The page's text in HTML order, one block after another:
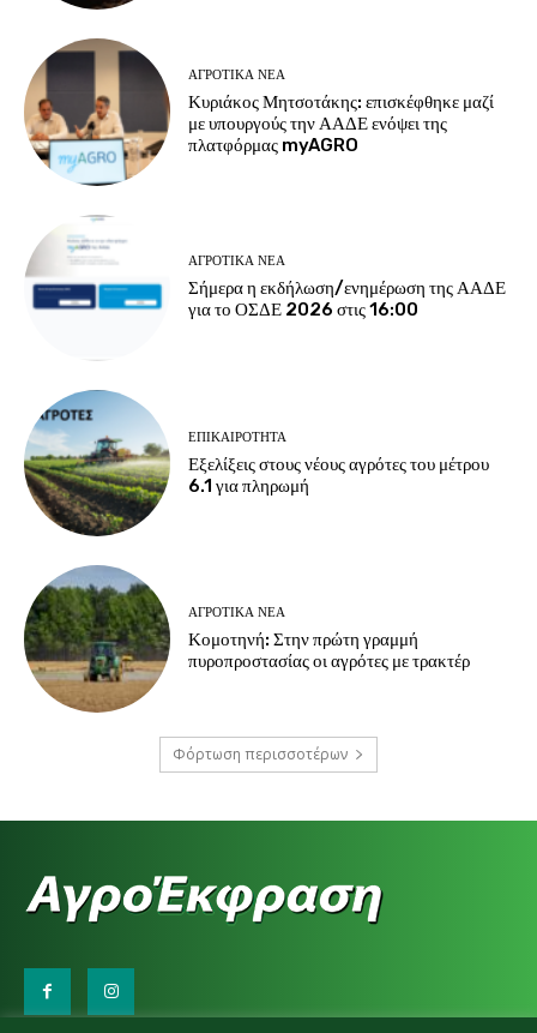
ΑΓΡΟΤΙΚΆ ΝΈΑ
Κυριάκος Μητσοτάκης: επισκέφθηκε μαζί
με υπουργούς την ΑΑΔΕ ενόψει της
πλατφόρμας myAGRO
ΑΓΡΟΤΙΚΆ ΝΈΑ
Σήμερα η εκδήλωση/ενημέρωση της ΑΑΔΕ
για το ΟΣΔΕ 2026 στις 16:00
ΕΠΙΚΑΙΡΌΤΗΤΑ
Εξελίξεις στους νέους αγρότες του μέτρου
6.1 για πληρωμή
ΑΓΡΟΤΙΚΆ ΝΈΑ
Κομοτηνή: Στην πρώτη γραμμή
πυροπροστασίας οι αγρότες με τρακτέρ
Φόρτωση περισσοτέρων